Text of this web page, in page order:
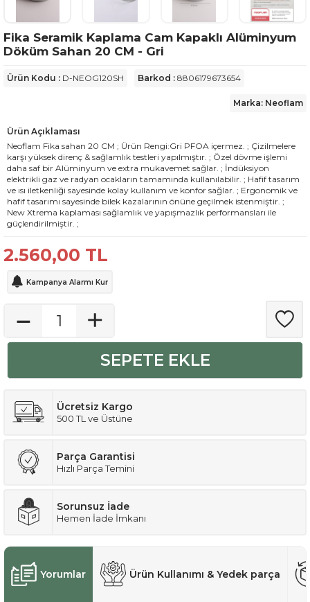
Fika Seramik Kaplama Cam Kapaklı Alüminyum
Döküm Sahan 20 CM - Gri
Ürün Kodu : D-NEOG120SH Barkod : 8806179673654
Marka: Neoflam
Ürün Açıklaması
Neoflam Fika sahan 20 CM ; Ürün Rengi:Gri PFOA içermez. ; Çizilmelere
karşı yüksek direnç & sağlamlık testleri yapılmıştır. ; Özel dövme işlemi
daha saf bir Alüminyum ve extra mukavemet sağlar. ; İndüksiyon
elektrikli gaz ve radyan ocakların tamamında kullanılabilir. ; Hafif tasarım
ve ısı iletkenliği sayesinde kolay kullanım ve konfor sağlar. ; Ergonomik ve
hafif tasarımı sayesinde bilek kazalarının önüne geçilmek istenmiştir. ;
New Xtrema kaplaması sağlamlık ve yapışmazlık performansları ile
güçlendirilmiştir. ;
2.560,00 TL
Kampanya Alarmı Kur
SEPETE EKLE
Ücretsiz Kargo
500 TL ve Üstüne
Parça Garantisi
Hızlı Parça Temini
Sorunsuz İade
Hemen İade İmkanı
Yorumlar Ürün Kullanımı & Yedek parça